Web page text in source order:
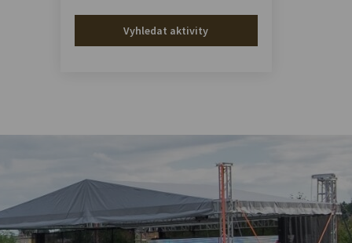
Vyhledat aktivity